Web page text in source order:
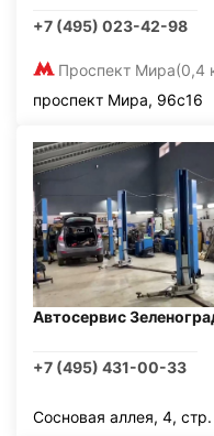
+7 (495) 023-42-98
Проспект Мира(0,4
проспект Мира, 96с16
Автосервис
+7 (495) 431-00-33
Сосновая аллея, 4,